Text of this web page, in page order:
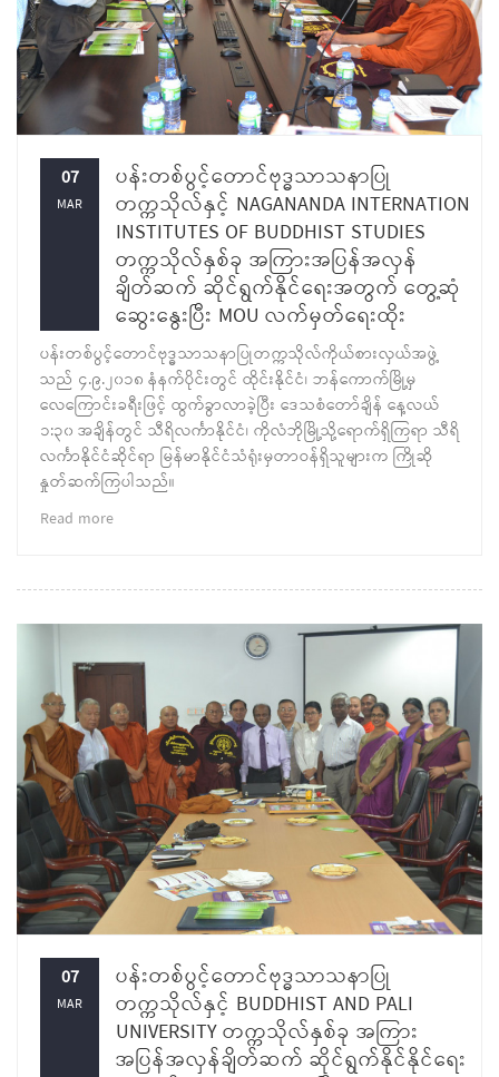
07
MAR
ပန်းတစ်ပွင့်တောင်ဗုဒ္ဓသာသနာပြု
တက္ကသိုလ်နှင့် NAGANANDA INTERNATION
INSTITUTES OF BUDDHIST STUDIES
တက္ကသိုလ်နှစ်ခု အကြားအပြန်အလှန်
ချိတ်ဆက် ဆိုင်ရွက်နိုင်ရေးအတွက် တွေ့ဆုံ
ဆွေးနွေးပြီး MOU လက်မှတ်ရေးထိုး
ပန်းတစ်ပွင့်တောင်ဗုဒ္ဓသာသနာပြုတက္ကသိုလ်ကိုယ်စားလှယ်အဖွဲ့
သည် ၄.၉.၂၀၁၈ နံနက်ပိုင်းတွင် ထိုင်းနိုင်ငံ၊ ဘန်ကောက်မြို့မှ
လေကြောင်းခရီးဖြင့် ထွက်ခွာလာခဲ့ပြီး ဒေသစံတော်ချိန် နေ့လယ်
၁:၃၀ အချိန်တွင် သီရိလင်္ကာနိုင်ငံ၊ ကိုလံဘိုမြို့သို့ရောက်ရှိကြရာ သီရိ
လင်္ကာနိုင်ငံဆိုင်ရာ မြန်မာနိုင်ငံသံရုံးမှတာဝန်ရှိသူများက ကြိုဆို
နှုတ်ဆက်ကြပါသည်။
Read more
07
MAR
ပန်းတစ်ပွင့်တောင်ဗုဒ္ဓသာသနာပြု
တက္ကသိုလ်နှင့် BUDDHIST AND PALI
UNIVERSITY တက္ကသိုလ်နှစ်ခု အကြား
အပြန်အလှန်ချိတ်ဆက် ဆိုင်ရွက်နိုင်နိုင်ရေး